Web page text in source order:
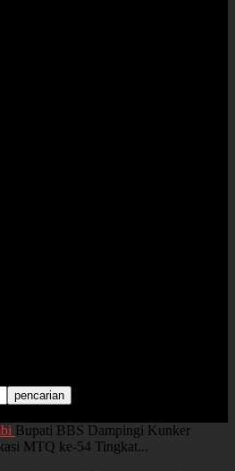
Bupati BBS Dampingi Kunker
MTQ ke-54 Tingkat...